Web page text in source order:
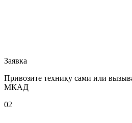
Заявка
Привозите технику сами или
МКАД
02